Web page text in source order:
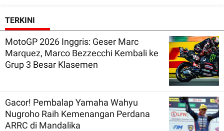
TERKINI
MotoGP 2026 Inggris: Geser Marc
Marquez, Marco Bezzecchi Kembali ke
Grup 3 Besar Klasemen
Gacor! Pembalap Yamaha Wahyu
Nugroho Raih Kemenangan Perdana
ARRC di Mandalika